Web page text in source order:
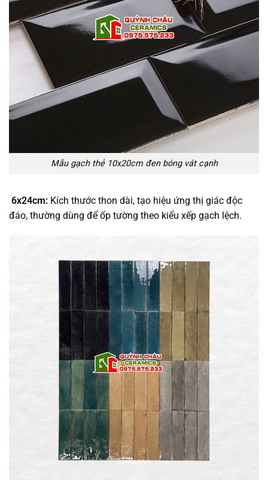
Mẫu gạch thẻ 10x20cm đen bóng vát cạnh
6x24cm: Kích thước thon dài, tạo hiệu ứng thị giác độc
đáo, thường dùng để ốp tường theo kiểu xếp gạch lệch.